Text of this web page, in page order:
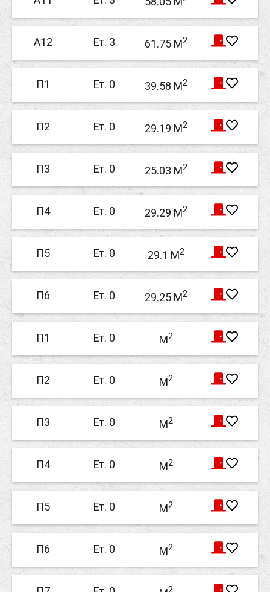
А12 Ет. 3 61.75 M2
П1 Ет. 0 39.58 M2
П2 Ет. 0 29.19 M2
П3 Ет. 0 25.03 M2
П4 Ет. 0 29.29 M2
П5 Ет. 0 29.1 M2
П6 Ет. 0 29.25 M2
П1 Ет. 0 M2
П2 Ет. 0 M2
П3 Ет. 0 M2
П4 Ет. 0 M2
П5 Ет. 0 M2
П6 Ет. 0 M2
2